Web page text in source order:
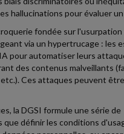
hallucinations pour évaluer
fondée sur l'usurpation
via un hypertrucage : les
pour automatiser leurs
des contenus malveillants
Ces attaques peuvent
la DGSI formule une série de
que définir les conditions